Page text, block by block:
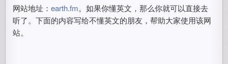
网站地址：earth.fm。如果你懂英文，那么你就可以直接去
听了。下面的内容写给不懂英文的朋友，帮助大家使用该网
站。